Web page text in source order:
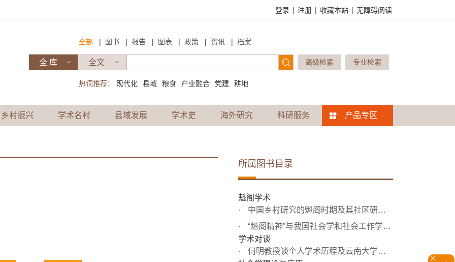
登录 | 注册 | 收藏本站 | 无障碍阅读
全部 | 图书 | 报告 | 图表 | 政策 | 资讯 | 档案
高级检索 专业检索
热词推荐： 现代化 县域 粮食 产业融合 党建 耕地
乡村振兴 学术名村 县域发展 学术史 海外研究 科研服务 产品专区
所属图书目录
魁阁学术
中国乡村研究的魁阁时期及其社区研究法的反思
“魁阁精神”与我国社会学和社会工作学科的发展
学术对谈
何明教授谈个人学术历程及云南大学民族学学科发展